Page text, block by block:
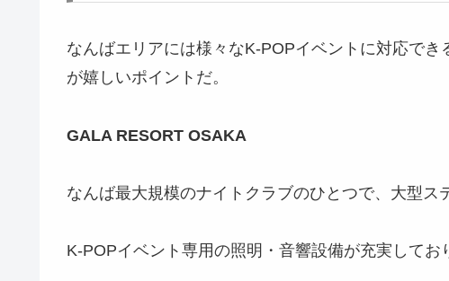
なんばエリアには様々なK-POPイベントに対応で
が嬉しいポイントだ。
GALA RESORT OSAKA
なんば最大規模のナイトクラブのひとつで、大型ス
K-POPイベント専用の照明・音響設備が充実してお